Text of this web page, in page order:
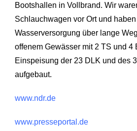
Bootshallen in Vollbrand. Wir
Schlauchwagen vor Ort und
Wasserversorgung über lange
offenem Gewässer mit 2 TS und 4
Einspeisung der 23 DLK und des
aufgebaut.
www.ndr.de
www.presseportal.de